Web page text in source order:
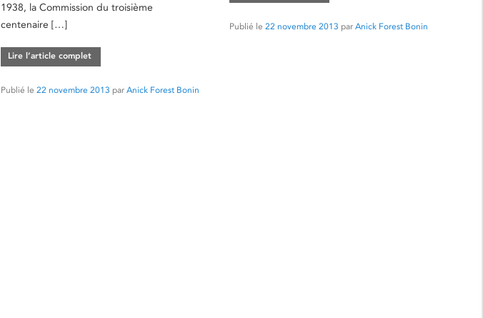
1938, la Commission du troisième
centenaire […]
Lire l’article complet
Publié le 22 novembre 2013 par Anick Forest Bonin
Publié le 22 novembre 2013 par Anick Forest Bonin